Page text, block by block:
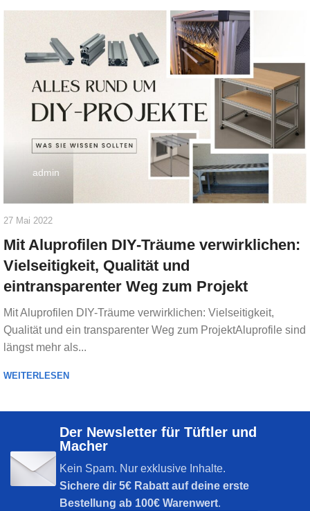
admin
27 Mai 2022
Mit Aluprofilen DIY-Träume verwirklichen:
Vielseitigkeit, Qualität und
eintransparenter Weg zum Projekt
Mit Aluprofilen DIY-Träume verwirklichen: Vielseitigkeit,
Qualität und ein transparenter Weg zum ProjektAluprofile sind
längst mehr als...
WEITERLESEN
Der Newsletter für Tüftler und
Macher
Kein Spam. Nur exklusive Inhalte.
Sichere dir 5€ Rabatt auf deine erste
Bestellung ab 100€ Warenwert.